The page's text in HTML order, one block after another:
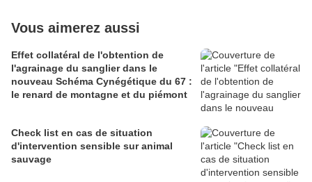
Vous aimerez aussi
Effet collatéral de l'obtention de
l'agrainage du sanglier dans le
nouveau Schéma Cynégétique du 67 :
le renard de montagne et du piémont
Check list en cas de situation
d'intervention sensible sur animal
sauvage